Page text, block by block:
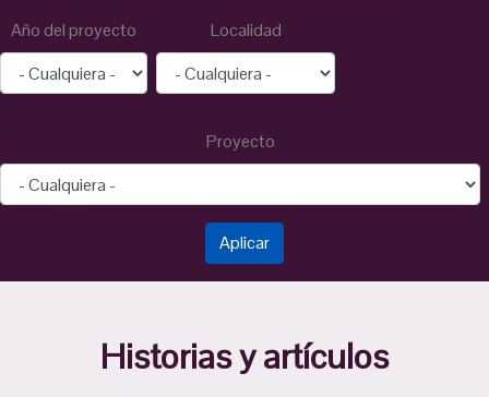
Año del proyecto Localidad
Proyecto
Historias y artículos